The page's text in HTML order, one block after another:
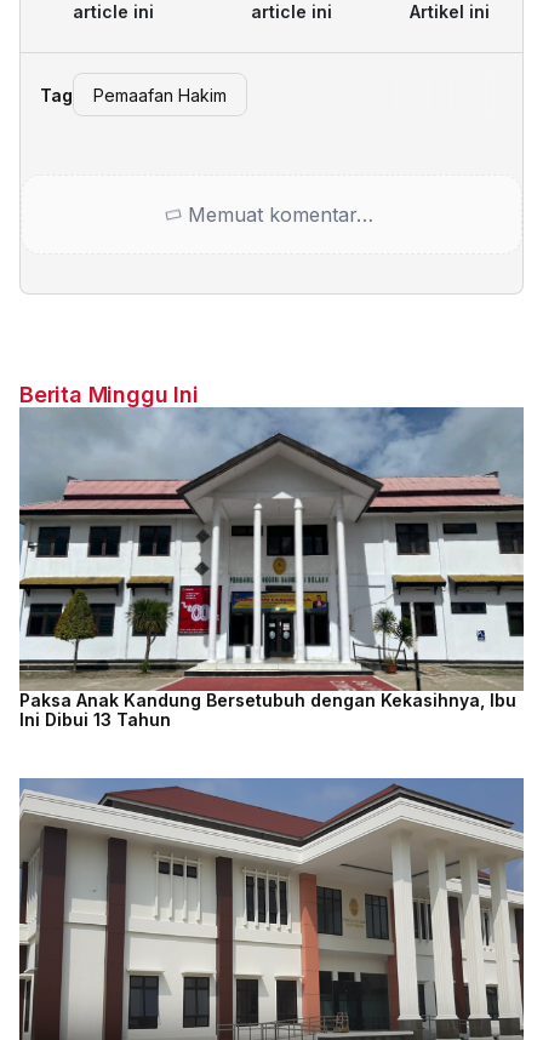
article ini article ini Artikel ini
Tag Pemaafan Hakim
Memuat komentar…
Berita Minggu Ini
Paksa Anak Kandung Bersetubuh dengan Kekasihnya, Ibu
Ini Dibui 13 Tahun